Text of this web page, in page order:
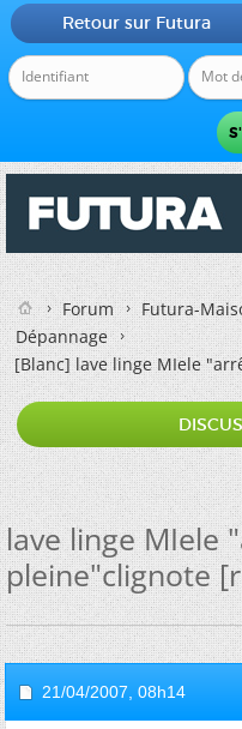
Retour sur Futura
Forum
Futura-
Dépannage
[Blanc]lave linge MIele
lave linge MIele
pleine"clignote
21/04/2007, 08h14